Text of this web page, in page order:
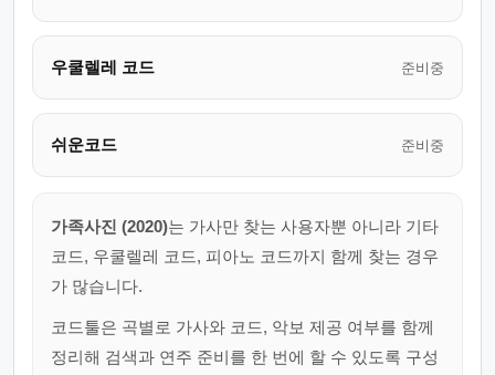
우쿨렐레 코드 준비중
쉬운코드 준비중
가족사진 (2020)는 가사만 찾는 사용자뿐 아니라 기타
코드, 우쿨렐레 코드, 피아노 코드까지 함께 찾는 경우
가 많습니다.
코드툴은 곡별로 가사와 코드, 악보 제공 여부를 함께
정리해 검색과 연주 준비를 한 번에 할 수 있도록 구성